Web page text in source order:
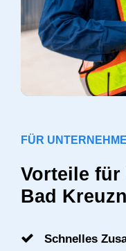
FÜR
Vorteile für
Bad
Schnelles